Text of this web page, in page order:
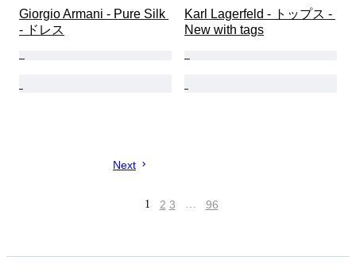
Giorgio Armani - Pure Silk
- ドレス
Karl Lagerfeld - トップス -
New with tags
Next
1 2 3 … 96